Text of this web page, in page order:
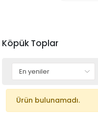
Köpük Toplar
Ürün bulunamadı.